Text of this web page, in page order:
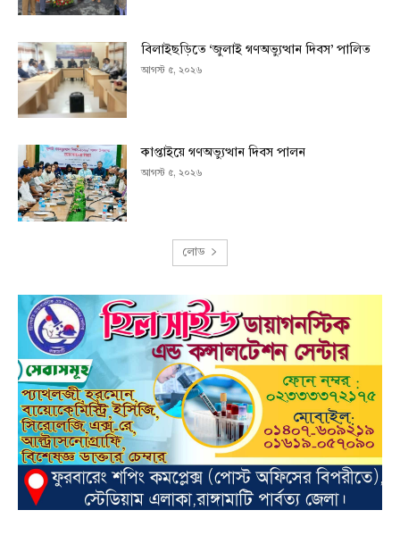
বিলাইছড়িতে ‘জুলাই গণঅভ্যুত্থান দিবস’ পালিত
আগস্ট ৫, ২০২৬
কাপ্তাইয়ে গণঅভ্যুত্থান দিবস পালন
আগস্ট ৫, ২০২৬
লোড